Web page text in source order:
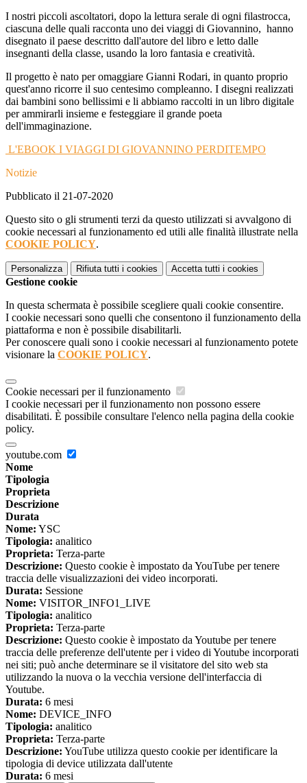
I nostri piccoli ascoltatori, dopo la lettura serale di ogni filastrocca,
ciascuna delle quali racconta uno dei viaggi di Giovannino, hanno
disegnato il paese descritto dall'autore del libro e letto dalle
insegnanti della classe, usando la loro fantasia e creatività.
Il progetto è nato per omaggiare Gianni Rodari, in quanto proprio
quest'anno ricorre il suo centesimo compleanno. I disegni realizzati
dai bambini sono bellissimi e li abbiamo raccolti in un libro digitale
per ammirarli insieme e festeggiare il grande poeta
dell'immaginazione.
L'EBOOK I VIAGGI DI GIOVANNINO PERDITEMPO
Notizie
Pubblicato il 21-07-2020
Questo sito o gli strumenti terzi da questo utilizzati si avvalgono di
cookie necessari al funzionamento ed utili alle finalità illustrate nella
COOKIE POLICY.
Personalizza Rifiuta tutti i cookies Accetta tutti i cookies
Gestione cookie
In questa schermata è possibile scegliere quali cookie consentire.
I cookie necessari sono quelli che consentono il funzionamento della
piattaforma e non è possibile disabilitarli.
Per conoscere quali sono i cookie necessari al funzionamento potete
visionare la COOKIE POLICY.
Cookie necessari per il funzionamento
I cookie necessari per il funzionamento non possono essere
disabilitati. È possibile consultare l'elenco nella pagina della cookie
policy.
youtube.com
Nome
Tipologia
Proprieta
Descrizione
Durata
Nome: YSC
Tipologia: analitico
Proprieta: Terza-parte
Descrizione: Questo cookie è impostato da YouTube per tenere
traccia delle visualizzazioni dei video incorporati.
Durata: Sessione
Nome: VISITOR_INFO1_LIVE
Tipologia: analitico
Proprieta: Terza-parte
Descrizione: Questo cookie è impostato da Youtube per tenere
traccia delle preferenze dell'utente per i video di Youtube incorporati
nei siti; può anche determinare se il visitatore del sito web sta
utilizzando la nuova o la vecchia versione dell'interfaccia di
Youtube.
Durata: 6 mesi
Nome: DEVICE_INFO
Tipologia: analitico
Proprieta: Terza-parte
Descrizione: YouTube utilizza questo cookie per identificare la
tipologia di device utilizzata dall'utente
Durata: 6 mesi